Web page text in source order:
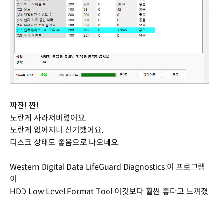
짜잔! 짠!
노란게 사라져버렸어요.
노란게 없어지니 신기했어요.
디스크 상태도 좋음으로 나오네요.
Western Digital Data LifeGuard Diagnostics 이 프로그램
이
HDD Low Level Format Tool 이것보다 훨씬 좋다고 느껴졌